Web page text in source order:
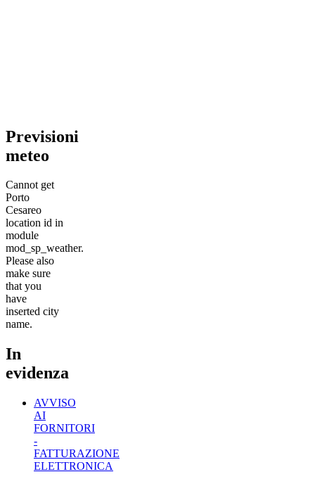
Previsioni
meteo
Cannot get
Porto
Cesareo
location id in
module
mod_sp_weather.
Please also
make sure
that you
have
inserted city
name.
In
evidenza
AVVISO
AI
FORNITORI
-
FATTURAZIONE
ELETTRONICA